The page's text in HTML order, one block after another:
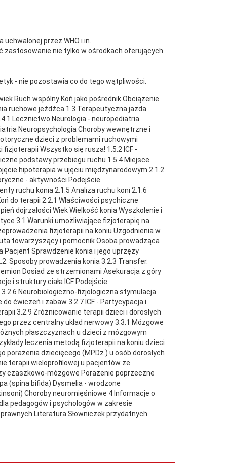
przez WHO i.in.
zastosowanie nie tylko w ośrodkach oferujących
- nie pozostawia co do tego wątpliwości.
Ruch wspólny Koń jako pośrednik Obciążenie
ruchowe jeźdźca 1.3 Terapeutyczna jazda
Lecznictwo Neurologia - neuropediatria
Neuropsychologia Choroby wewnętrzne i
dzieci z problemami ruchowymi
Wszystko się rusza! 1.5.2 ICF -
podstawy przebiegu ruchu 1.5.4 Miejsce
hipoterapia w ujęciu międzynarodowym 2.1.2
- aktywności Podejście
ruchu konia 2.1.5 Analiza ruchu koni 2.1.6
do terapii 2.2.1 Właściwości psychiczne
dojrzałości Wiek Wielkość konia Wyszkolenie i
3.1 Warunki umożliwiające fizjoterapię na
fizjoterapii na koniu Uzgodnienia w
towarzyszący i pomocnik Osoba prowadząca
Pacjent Sprawdzenie konia i jego uprzęży
Sposoby prowadzenia konia 3.2.3 Transfer.
Dosiad ze strzemionami Asekuracja z góry
i struktury ciała ICF Podejście
Neurobiologiczno-fizjologiczna stymulacja
ćwiczeń i zabaw 3.2.7 ICF - Partycypacja i
3.2.9 Zróżnicowanie terapii dzieci i dorosłych
przez centralny układ nerwowy 3.3.1 Mózgowe
płaszczyznach u dzieci z mózgowym
leczenia metodą fizjoterapii na koniu dzieci
porażenia dziecięcego (MPDz.) u osób dorosłych
terapii wieloprofilowej u pacjentów ze
czaszkowo-mózgowe Porażenie poprzeczne
(spina bifida) Dysmelia - wrodzone
Choroby neuromięśniowe 4 Informacje o
pedagogów i psychologów w zakresie
Literatura Słowniczek przydatnych